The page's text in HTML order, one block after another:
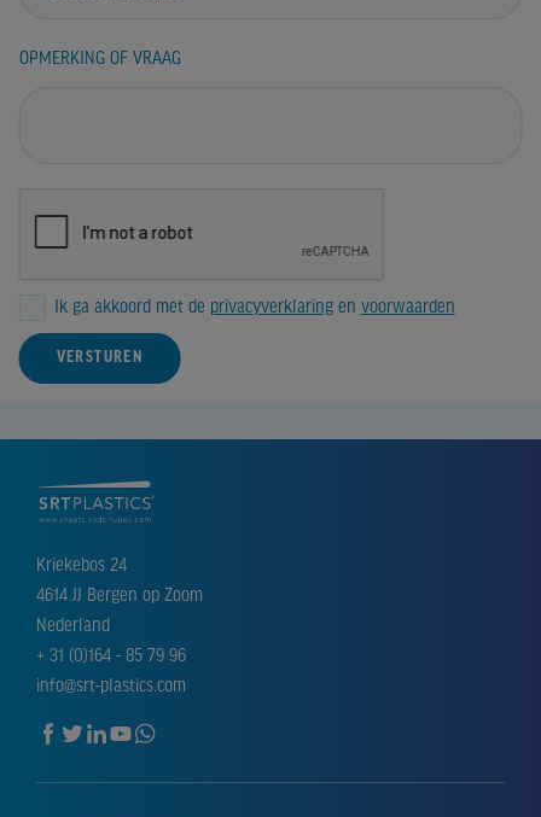
OPMERKING OF VRAAG
Ik ga akkoord met de privacyverklaring en voorwaarden
VERSTUREN
Kriekebos 24
4614 JJ Bergen op Zoom
Nederland
+ 31 (0)164 - 85 79 96
info@srt-plastics.com